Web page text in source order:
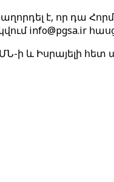
է, որ դա
info@pgsa.ir
ի և Իսրայելի